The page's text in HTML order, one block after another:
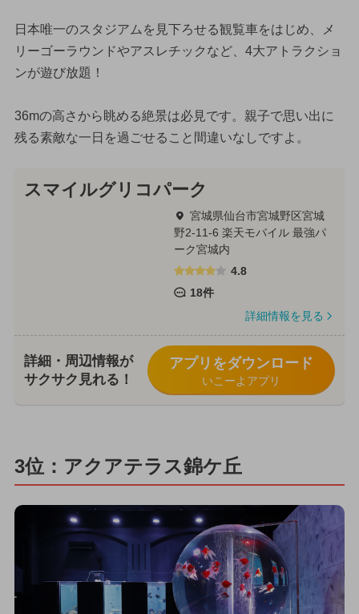
日本唯一のスタジアムを見下ろせる観覧車をはじめ、メ
リーゴーラウンドやアスレチックなど、4大アトラクショ
ンが遊び放題！
36mの高さから眺める絶景は必見です。親子で思い出に
残る素敵な一日を過ごせること間違いなしですよ。
スマイルグリコパーク
宮城県仙台市宮城野区宮城
野2-11-6 楽天モバイル 最強パ
ーク宮城内
4.8
18件
詳細情報を見る
詳細・周辺情報が
サクサク見れる！
アプリをダウンロード
いこーよアプリ
3位：アクアテラス錦ケ丘